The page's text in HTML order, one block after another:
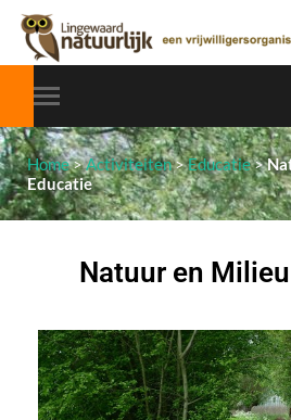
Home>Activiteiten>Educatie>
Educatie
Natuur en